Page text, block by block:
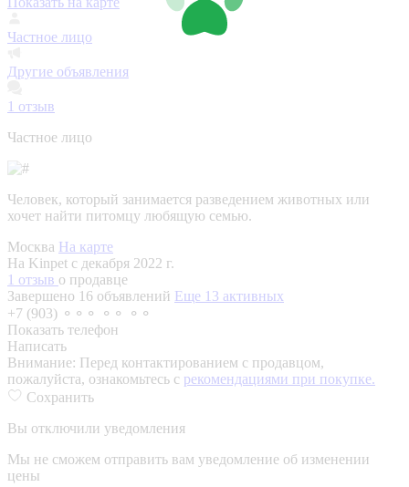
Частное лицо
Другие объявления
1 отзыв
Частное лицо
Человек, который занимается разведением животных или
хочет найти питомцу любящую семью.
Москва На карте
На Kinpet c декабря 2022 г.
1 отзыв о продавце
Завершено 16 объявлений Еще 13 активных
+7 (903) ⚬⚬⚬ ⚬⚬ ⚬⚬
Показать телефон
Написать
Внимание: Перед контактированием с продавцом,
пожалуйста, ознакомьтесь с рекомендациями при покупке.
Сохранить
Вы отключили уведомления
Мы не сможем отправить вам уведомление об изменении
цены